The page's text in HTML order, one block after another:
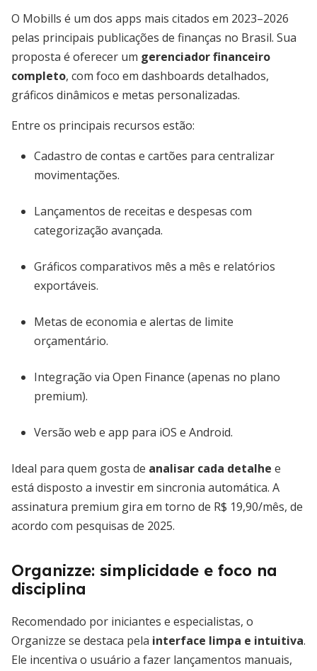
O Mobills é um dos apps mais citados em 2023–2026
pelas principais publicações de finanças no Brasil. Sua
proposta é oferecer um gerenciador financeiro
completo, com foco em dashboards detalhados,
gráficos dinâmicos e metas personalizadas.
Entre os principais recursos estão:
Cadastro de contas e cartões para centralizar
movimentações.
Lançamentos de receitas e despesas com
categorização avançada.
Gráficos comparativos mês a mês e relatórios
exportáveis.
Metas de economia e alertas de limite
orçamentário.
Integração via Open Finance (apenas no plano
premium).
Versão web e app para iOS e Android.
Ideal para quem gosta de analisar cada detalhe e
está disposto a investir em sincronia automática. A
assinatura premium gira em torno de R$ 19,90/mês, de
acordo com pesquisas de 2025.
Organizze: simplicidade e foco na
disciplina
Recomendado por iniciantes e especialistas, o
Organizze se destaca pela interface limpa e intuitiva.
Ele incentiva o usuário a fazer lançamentos manuais,